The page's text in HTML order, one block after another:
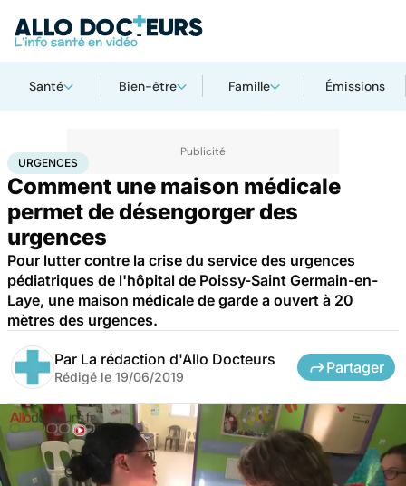
Santé Bien-être Famille Émissions
AccueilSanté Urgences
URGENCES
Comment une maison médicale
permet de désengorger des
urgences
Pour lutter contre la crise du service des urgences
pédiatriques de l'hôpital de Poissy-Saint Germain-en-
Laye, une maison médicale de garde a ouvert à 20
mètres des urgences.
Par La rédaction d'Allo Docteurs
Rédigé le 19/06/2019
Partager